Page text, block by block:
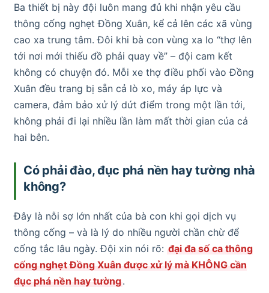
Ba thiết bị này đội luôn mang đủ khi nhận yêu cầu
thông cống nghẹt Đồng Xuân, kể cả lên các xã vùng
cao xa trung tâm. Đôi khi bà con vùng xa lo “thợ lên
tới nơi mới thiếu đồ phải quay về” – đội cam kết
không có chuyện đó. Mỗi xe thợ điều phối vào Đồng
Xuân đều trang bị sẵn cả lò xo, máy áp lực và
camera, đảm bảo xử lý dứt điểm trong một lần tới,
không phải đi lại nhiều lần làm mất thời gian của cả
hai bên.
Có phải đào, đục phá nền hay tường nhà
không?
Đây là nỗi sợ lớn nhất của bà con khi gọi dịch vụ
thông cống – và là lý do nhiều người chần chừ để
cống tắc lâu ngày. Đội xin nói rõ: đại đa số ca thông
cống nghẹt Đồng Xuân được xử lý mà KHÔNG cần
đục phá nền hay tường.